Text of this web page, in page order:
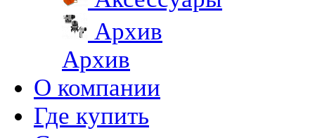
Архив
Архив
О компании
Где купить